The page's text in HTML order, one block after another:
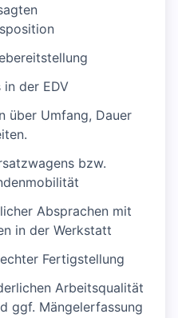
der EDV
über Umfang, Dauer
bzw.
Absprachen mit
in der Werkstatt
Fertigstellung
Arbeitsqualität
ggf. Mängelerfassung